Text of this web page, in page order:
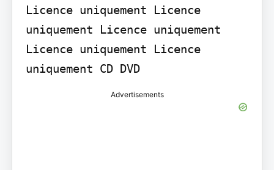
Licence uniquement Licence
uniquement Licence uniquement
Licence uniquement Licence
uniquement CD DVD
Advertisements